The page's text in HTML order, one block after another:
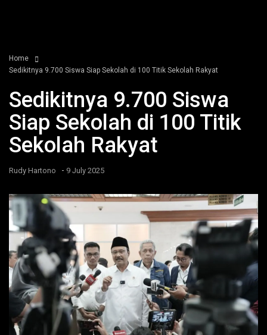
Home
Sedikitnya 9.700 Siswa Siap Sekolah di 100 Titik Sekolah Rakyat
Sedikitnya 9.700 Siswa
Siap Sekolah di 100 Titik
Sekolah Rakyat
Rudy Hartono - 9 July 2025